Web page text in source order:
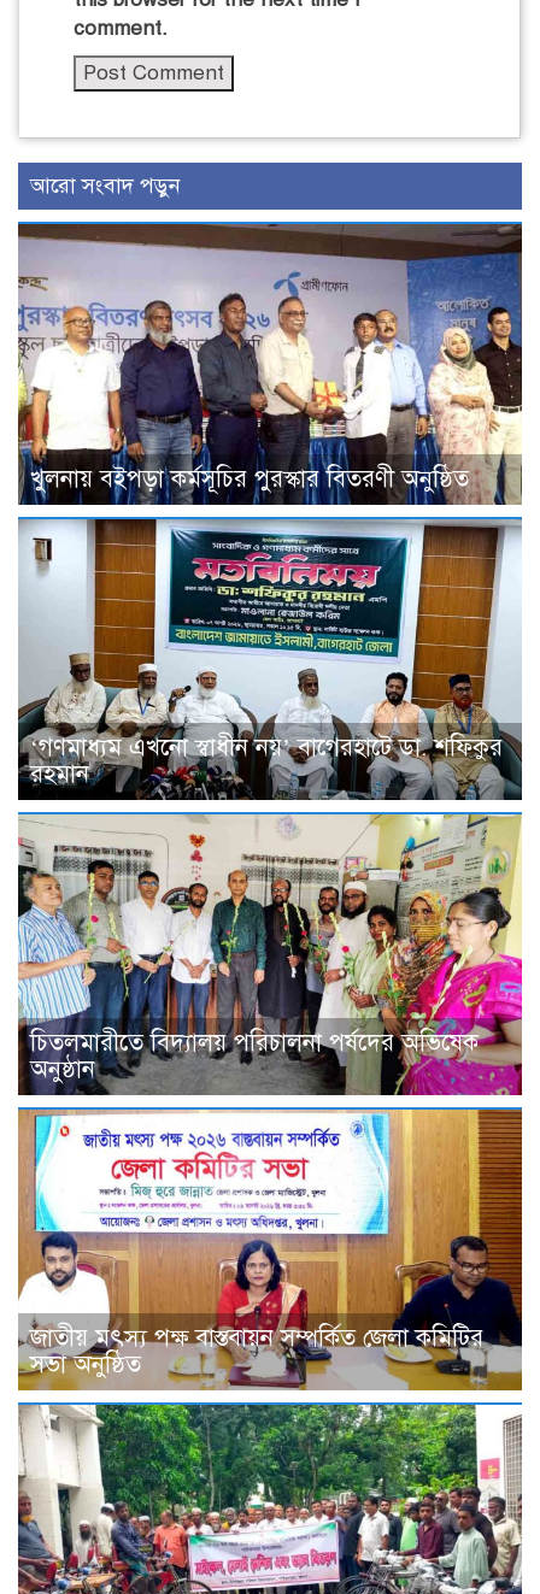
comment.
আরো সংবাদ পড়ুন
খুলনায় বইপড়া কর্মসূচির পুরস্কার বিতরণী অনুষ্ঠিত
‘গণমাধ্যম এখনো স্বাধীন নয়’ বাগেরহাটে ডা. শফিকুর
রহমান
চিতলমারীতে বিদ্যালয় পরিচালনা পর্ষদের অভিষেক
অনুষ্ঠান
জাতীয় মৎস্য পক্ষ বাস্তবায়ন সম্পর্কিত জেলা কমিটির
সভা অনুষ্ঠিত